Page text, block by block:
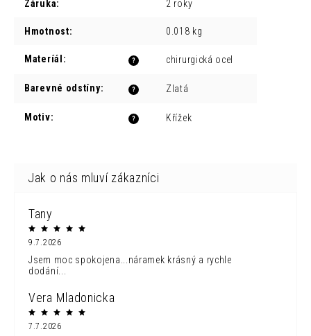
Záruka: 2 roky
Hmotnost: 0.018 kg
?
Materíál : chirurgická ocel
?
Barevné odstíny: Zlatá
?
Motiv: Křížek
Tany
9.7.2026
Jsem moc spokojena...náramek krásný a rychle
dodání...
Vera Mladonicka
7.7.2026